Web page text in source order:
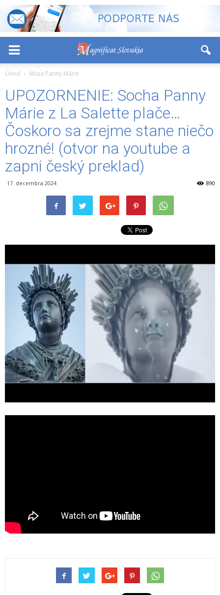
Úvod Misia Panny Márie
UPOZORNENIE: Socha Panny
Márie z La Salette plače…
Čoskoro sa zrejme stane niečo
hrozné! (otvor na youtube a
zapni český preklad)
17. decembra 2024 890
+